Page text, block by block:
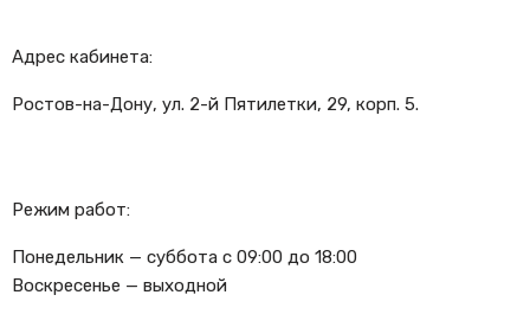
Адрес кабинета:
Ростов-на-Дону, ул. 2-й Пятилетки, 29, корп. 5.
Режим работ:
Понедельник — суббота с 09:00 до 18:00
Воскресенье — выходной